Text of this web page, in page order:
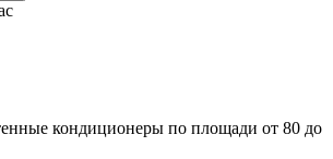
кондиционеры по площади от 80 до